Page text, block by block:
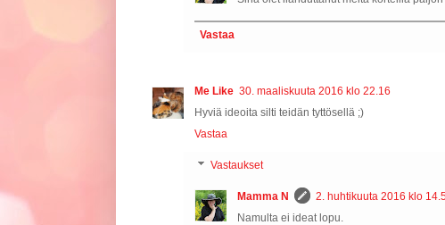
Vastaa
Me Like 30. maaliskuuta 2016 klo 22.16
Hyviä ideoita silti teidän tyttösellä ;)
Vastaa
Vastaukset
Mamma N
2. huhtikuuta 2016 klo
Namulta ei ideat lopu.